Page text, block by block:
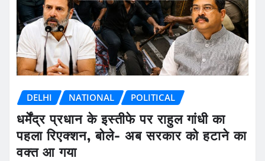
DELHI NATIONAL POLITICAL
धर्मेंद्र प्रधान के इस्तीफे पर राहुल गांधी का
पहला रिएक्शन, बोले- अब सरकार को हटाने का
वक्त आ गया